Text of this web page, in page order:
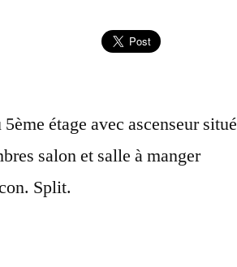
étage avec ascenseur situé
salon et salle à manger
Split.